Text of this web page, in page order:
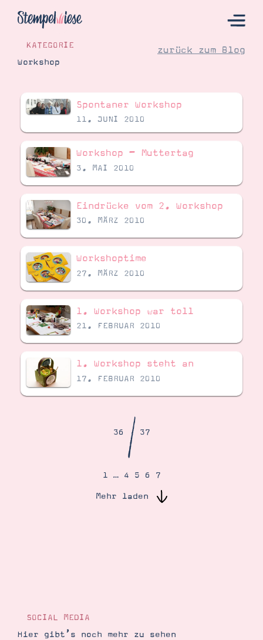
Hier Starten
Katalog
Bestellen
Kontakt
Angebote
Demonstrator werden
Blog
Gutscheine
Produkte erklärt
Über mich
Über Stampin’ Up!
Ordnungstipps
KATEGORIE
Workshop
zurück zum Blog
Spontaner Workshop
11. JUNI 2010
Workshop – Muttertag
3. MAI 2010
Eindrücke vom 2. Workshop
30. MÄRZ 2010
Workshoptime
27. MÄRZ 2010
1. Workshop war toll
21. FEBRUAR 2010
1. Workshop steht an
17. FEBRUAR 2010
36/37
1 … 4 5 6 7
Mehr laden
SOCIAL MEDIA
Hier gibt’s noch mehr zu sehen